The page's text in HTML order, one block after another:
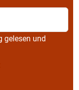
gelesen und